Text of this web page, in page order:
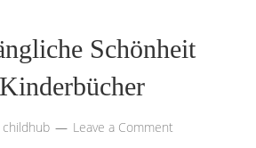
Schönheit
childhub Leave a Comment